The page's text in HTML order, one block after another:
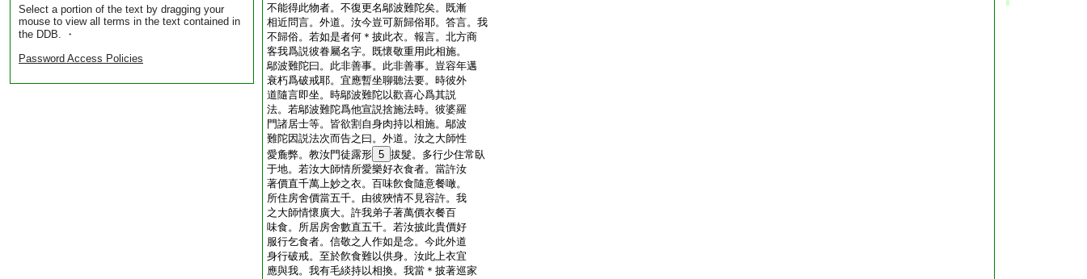
Select a portion of the text by dragging your
mouse to view all terms in the text contained in
the DDB. ・
Password Access Policies
不能得此物者。不復更名鄔波難陀矣。既漸
相近問言。外道。汝今豈可新歸俗耶。答言。我
不歸俗。若如是者何＊披此衣。報言。北方商
客我爲説彼眷屬名字。既懷敬重用此相施。
鄔波難陀曰。此非善事。此非善事。豈容年邁
衰朽爲破戒耶。宜應暫坐聊聽法要。時彼外
道隨言即坐。時鄔波難陀以歡喜心爲其説
法。若鄔波難陀爲他宣説捨施法時。彼婆羅
門諸居士等。皆欲割自身肉持以相施。鄔波
難陀因説法次而告之曰。外道。汝之大師性
愛麁弊。教汝門徒露形 5 拔髮。多行少住常臥
于地。若汝大師情所愛樂好衣食者。當許汝
著價直千萬上妙之衣。百味飮食隨意餐噉。
所住房舍價當五千。由彼狹情不見容許。我
之大師情懷廣大。許我弟子著萬價衣餐百
味食。所居房舍數直五千。若汝披此貴價好
服行乞食者。信敬之人作如是念。今此外道
身行破戒。至於飮食難以供身。汝此上衣宜
應與我。我有毛緂持以相換。我當＊披著巡家